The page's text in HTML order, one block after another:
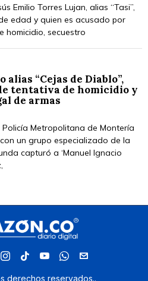
Emilio Torres Lujan, alias “Tasi”,
edad y quien es acusado por
homicidio, secuestro
alias “Cejas de Diablo”,
tentativa de homicidio y
de armas
Policía Metropolitana de Montería
un grupo especializado de la
capturó a ‘Manuel Ignacio
derechos reservados..